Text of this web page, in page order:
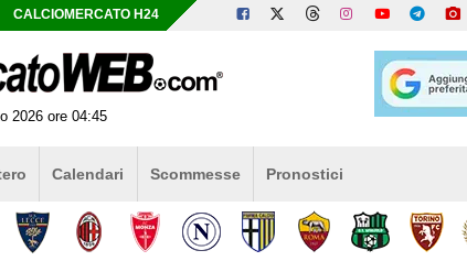
CALCIOMERCATO H24
2026 ore 04:45
Calendari Scommesse Pronostici